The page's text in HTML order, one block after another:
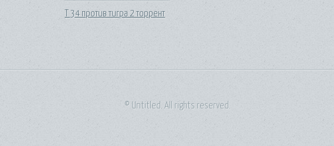
Т 34 против тигра 2 торрент
© Untitled. All rights reserved.